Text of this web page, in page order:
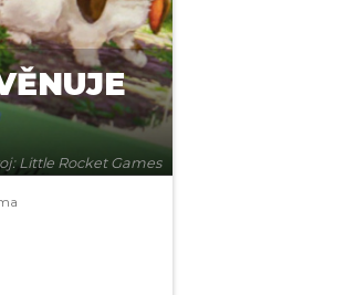
Little Rocket Games